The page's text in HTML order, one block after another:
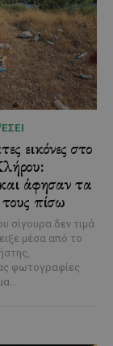
εικόνες στο
άφησαν τα
πίσω
σίγουρα δεν τιμά
μέσα από το
φωτογραφίες